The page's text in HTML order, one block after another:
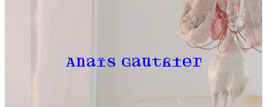
Anaïs Gauthier